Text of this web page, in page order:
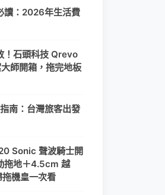
讀：2026年生活費
！石頭科技 Qrevo
師開箱，拖完地板
南：台灣旅客出發
Sonic 聲波騎士開
拖地＋4.5cm 越
機皇一次看